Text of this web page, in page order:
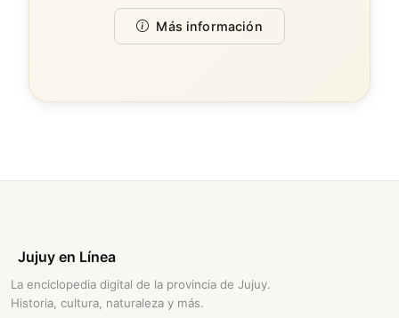
Más información
Jujuy en Línea
La enciclopedia digital de la provincia de Jujuy.
Historia, cultura, naturaleza y más.